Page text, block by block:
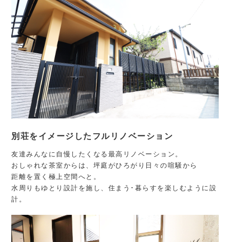
別荘をイメージしたフルリノベーション
友達みんなに自慢したくなる最高リノベーション。
おしゃれな茶室からは、坪庭がひろがり日々の喧騒から
距離を置く極上空間へと。
水周りもゆとり設計を施し、住まう･暮らすを楽しむように設
計。